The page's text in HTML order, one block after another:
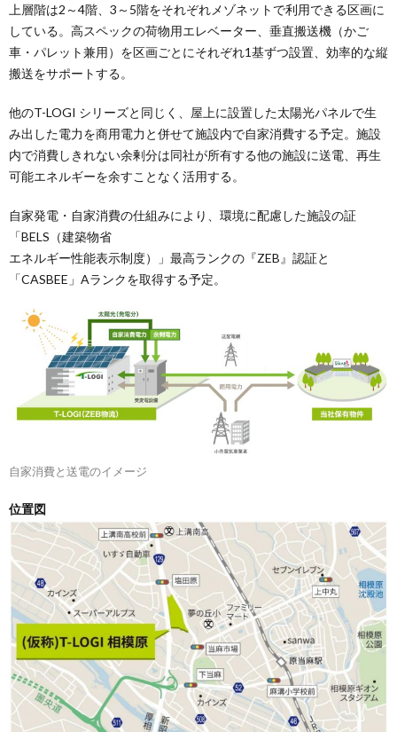
上層階は2～4階、3～5階をそれぞれメゾネットで利用できる区画に
している。高スペックの荷物用エレベーター、垂直搬送機（かご
車・パレット兼用）を区画ごとにそれぞれ1基ずつ設置、効率的な縦
搬送をサポートする。
他のT-LOGI シリーズと同じく、屋上に設置した太陽光パネルで生
み出した電力を商用電力と併せて施設内で自家消費する予定。施設
内で消費しきれない余剰分は同社が所有する他の施設に送電、再生
可能エネルギーを余すことなく活用する。
自家発電・自家消費の仕組みにより、環境に配慮した施設の証
「BELS（建築物省
エネルギー性能表示制度）」最高ランクの『ZEB』認証と
「CASBEE」Aランクを取得する予定。
自家消費と送電のイメージ
位置図